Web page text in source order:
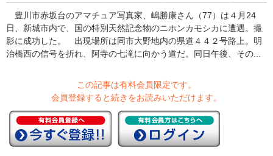
豊川市赤坂台のアマチュア写真家、嶋勝康さん（77）は４月24
日、新城市内で、国の特別天然記念物のニホンカモシカに遭遇。撮
影に成功した。 出現場所は同市大野地内の県道４４２号路上。明
治橋西の信号を折れ、阿寺の七滝に向かう道だ。同日午後、その...
この記事は有料会員限定です。
会員登録すると続きをお読みいただけます。